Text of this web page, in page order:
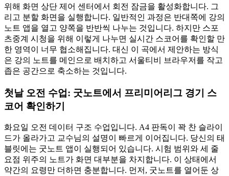
위해 화면 상단 제어 센터에서 회전 잠금을 활성화합니다. 그
리고 분할 화면을 실행합니다. 일반적인 과정은 반대쪽에 강의
노트 앱을 열고 양쪽을 반반씩 나누는 것입니다. 하지만 스포
츠중계 시청을 위해 이렇게 나누면 실시간 스코어를 확인할 만
한 영역이 너무 협소해집니다. 대신 이 곡에서 제안하는 방식
은 강의 노트를 메인으로 배치하고 서울티비 브라우저를 작고
좁은 공간으로 축소하는 것입니다.
첫날 오전 수업: 굿노트에서 프리미어리그 경기 스
코어 확인하기
화요일 오전 데이터 구조 수업입니다. A4 판독이 꽉 찬 슬라이
드가 올라가고 교수님의 설명이 빠르게 이어집니다. 당신의 태
블릿에는 굿노트 앱이 실행되어 있습니다. 시험 범위와 세 줄
요점 위주의 노트가 화면 대부분을 차지합니다. 이 상태에서
약간의 요령만 더하면 충분합니다. 먼저, 굿노트를 열어둔 상